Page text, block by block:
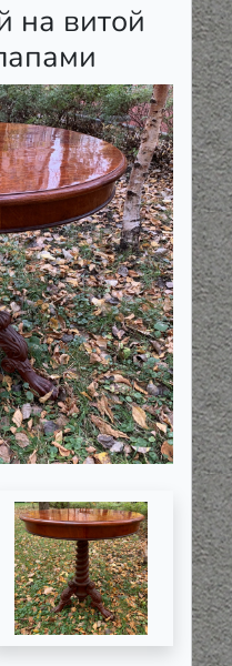
на витой